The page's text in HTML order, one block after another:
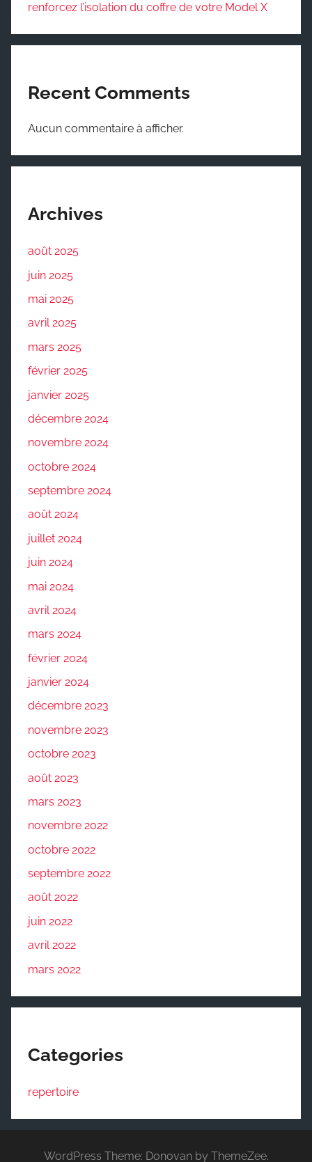
renforcez l’isolation du coffre de votre Model X
Recent Comments
Aucun commentaire à afficher.
Archives
août 2025
juin 2025
mai 2025
avril 2025
mars 2025
février 2025
janvier 2025
décembre 2024
novembre 2024
octobre 2024
septembre 2024
août 2024
juillet 2024
juin 2024
mai 2024
avril 2024
mars 2024
février 2024
janvier 2024
décembre 2023
novembre 2023
octobre 2023
août 2023
mars 2023
novembre 2022
octobre 2022
septembre 2022
août 2022
juin 2022
avril 2022
mars 2022
Categories
repertoire
WordPress Theme: Donovan by ThemeZee.